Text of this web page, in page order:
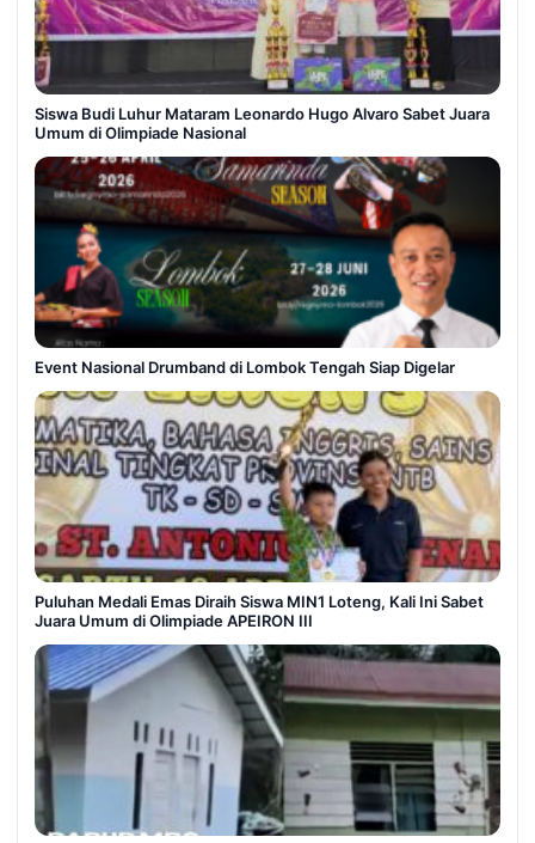
Siswa Budi Luhur Mataram Leonardo Hugo Alvaro Sabet Juara
Umum di Olimpiade Nasional
Event Nasional Drumband di Lombok Tengah Siap Digelar
Puluhan Medali Emas Diraih Siswa MIN1 Loteng, Kali Ini Sabet
Juara Umum di Olimpiade APEIRON III